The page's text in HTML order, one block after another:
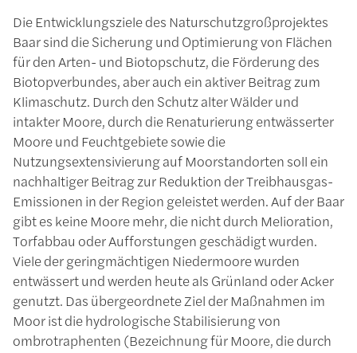
Die Entwicklungsziele des Naturschutzgroßprojektes
Baar sind die Sicherung und Optimierung von Flächen
für den Arten- und Biotopschutz, die Förderung des
Biotopverbundes, aber auch ein aktiver Beitrag zum
Klimaschutz. Durch den Schutz alter Wälder und
intakter Moore, durch die Renaturierung entwässerter
Moore und Feuchtgebiete sowie die
Nutzungsextensivierung auf Moorstandorten soll ein
nachhaltiger Beitrag zur Reduktion der Treibhausgas-
Emissionen in der Region geleistet werden. Auf der Baar
gibt es keine Moore mehr, die nicht durch Melioration,
Torfabbau oder Aufforstungen geschädigt wurden.
Viele der geringmächtigen Niedermoore wurden
entwässert und werden heute als Grünland oder Acker
genutzt. Das übergeordnete Ziel der Maßnahmen im
Moor ist die hydrologische Stabilisierung von
ombrotraphenten (Bezeichnung für Moore, die durch